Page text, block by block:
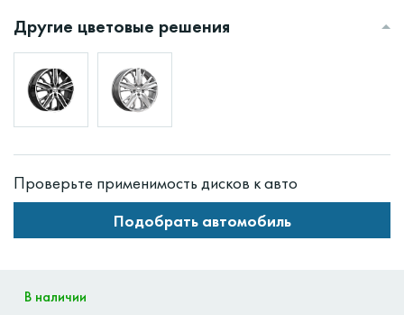
Проверьте применимость дисков к авто
Подобрать автомобиль
В наличии
Другие цветовые решения